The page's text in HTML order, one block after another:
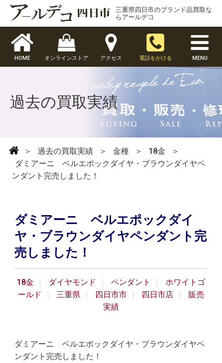
三重県四日市のブランド品買取な
らアールデコ
HOME オンラインストア アクセス 電話をかける MENU
過去の買取実績
＞ 過去の買取実績 ＞ 金種 ＞ 18金
＞
ダミアーニ ベルエポックダイヤ・ブラウンダイヤペ
ンダント完売しました！
ダミアーニ ベルエポックダイ
ヤ・ブラウンダイヤペンダント完
売しました！
18金 ダイヤモンド ペンダント
ホワイトゴ
ールド
三重県 四日市市 四日市店
販売
実績
ダミアーニ ベルエポックダイヤ・ブラウンダイヤペ
ンダント完売しました！